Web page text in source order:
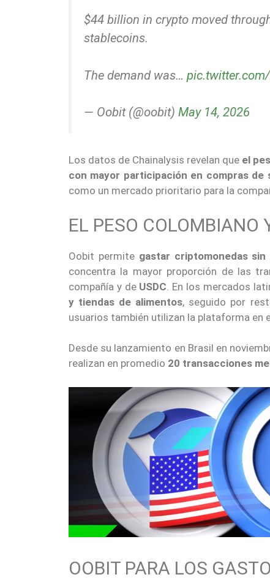
$44 billion in crypto moved
stablecoins.
The demand was…
— Oobit (@oobit) May 14, 2026
Los datos de Chainalysis revelan que el
con mayor participación en compras
como un mercado prioritario para la
EL PESO COLOMBIANO
Oobit permite gastar criptomonedas
concentra la mayor proporción de las
compañía y de USDC . En los mercados
y tiendas de alimentos, seguido por
usuarios también utilizan la plataforma en
Desde su lanzamiento en Brasil en
realizan en promedio 20 transacciones
OOBIT PARA LOS